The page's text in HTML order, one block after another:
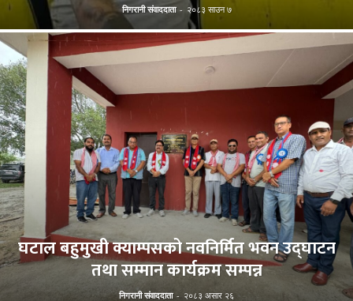
निगरानी संवाददाता - २०८३ साउन ७
घटाल बहुमुखी क्याम्पसको नवनिर्मित भवन उद्घाटन
तथा सम्मान कार्यक्रम सम्पन्न
निगरानी संवाददाता - २०८३ असार २६